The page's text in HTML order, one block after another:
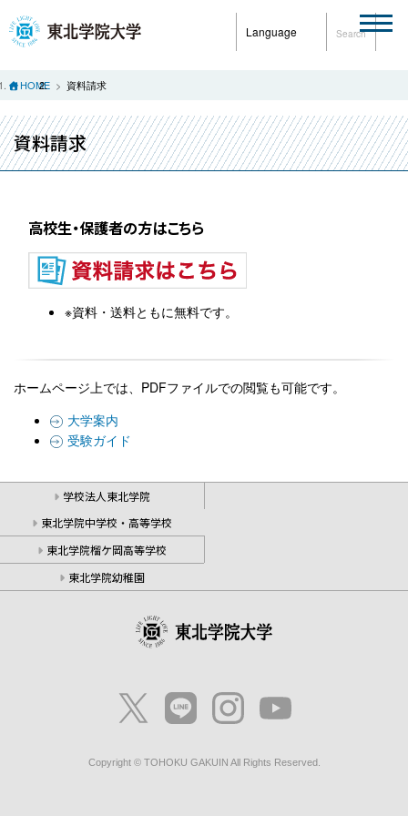
Language Search
HOME 資料請求
資料請求
高校生・保護者の方はこちら
※資料・送料ともに無料です。
ホームページ上では、PDFファイルでの閲覧も可能です。
大学案内
受験ガイド
学校法人東北学院
東北学院中学校・高等学校
東北学院榴ケ岡高等学校
東北学院幼稚園
Copyright © TOHOKU GAKUIN All Rights Reserved.